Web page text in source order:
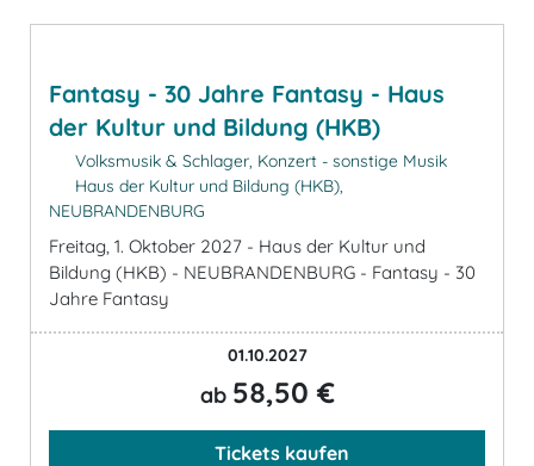
Fantasy - 30 Jahre Fantasy - Haus
der Kultur und Bildung (HKB)
Volksmusik & Schlager, Konzert - sonstige Musik
Haus der Kultur und Bildung (HKB),
NEUBRANDENBURG
Freitag, 1. Oktober 2027 - Haus der Kultur und
Bildung (HKB) - NEUBRANDENBURG - Fantasy - 30
Jahre Fantasy
01.10.2027
ab 58,50 €
Tickets kaufen